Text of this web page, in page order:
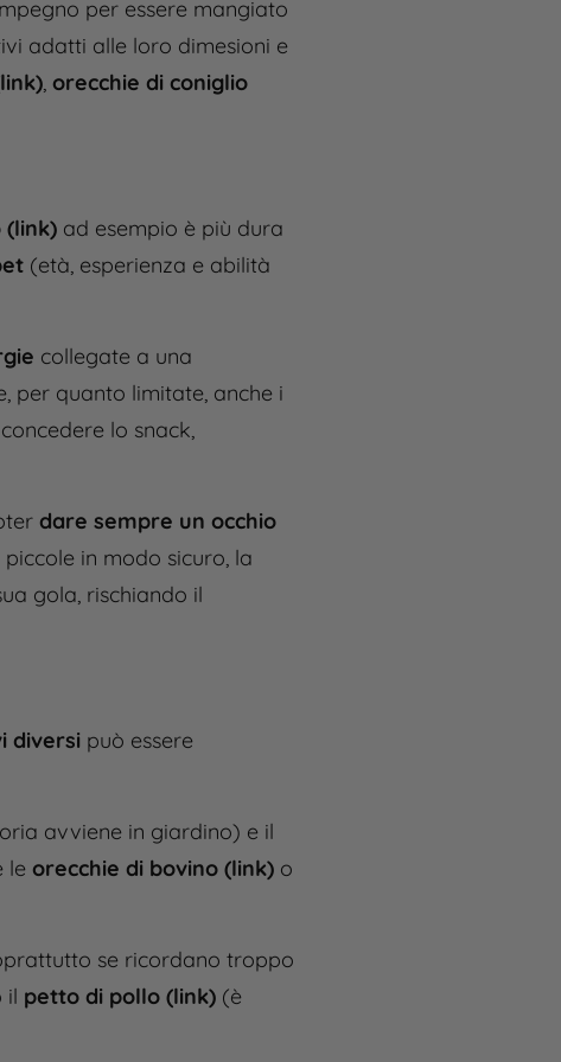
per essere mangiato
adatti alle loro dimesioni e
, orecchie di coniglio
(link) ad esempio è più dura
(età, esperienza e abilità
collegate a una
per quanto limitate, anche i
lo snack,
dare sempre un occhio
in modo sicuro, la
gola, rischiando il
diversi può essere
avviene in giardino) e il
le orecchie di bovino (link) o
se ricordano troppo
il petto di pollo (link) (è